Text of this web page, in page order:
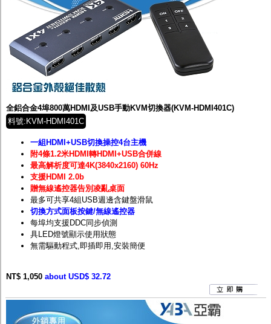
全鋁合金4埠800萬HDMI及USB手動KVM切換器(KVM-HDMI401C)
料號:KVM-HDMI401C
一組HDMI+USB切換操控4台主機
附4條1.2米HDMI轉HDMI+USB合併線
最高解析度可達4K(3840x2160) 60Hz
支援HDMI 2.0b
贈無線遙控器告別凌亂桌面
最多可共享4組USB週邊含鍵盤滑鼠
切換方式面板按鍵/無線遙控器
每埠均支援DDC同步偵測
具LED燈號顯示使用狀態
無需驅動程式,即插即用,安裝簡便
NT$ 1,050 about USD$ 32.72